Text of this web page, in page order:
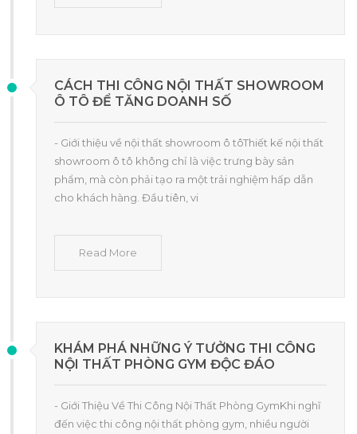
CÁCH THI CÔNG NỘI THẤT SHOWROOM
Ô TÔ ĐỂ TĂNG DOANH SỐ
- Giới thiệu về nội thất showroom ô tôThiết kế nội thất
showroom ô tô không chỉ là việc trưng bày sản
phẩm, mà còn phải tạo ra một trải nghiệm hấp dẫn
cho khách hàng. Đầu tiên, vi
Read More
KHÁM PHÁ NHỮNG Ý TƯỞNG THI CÔNG
NỘI THẤT PHÒNG GYM ĐỘC ĐÁO
- Giới Thiệu Về Thi Công Nội Thất Phòng GymKhi nghĩ
đến việc thi công nội thất phòng gym, nhiều người